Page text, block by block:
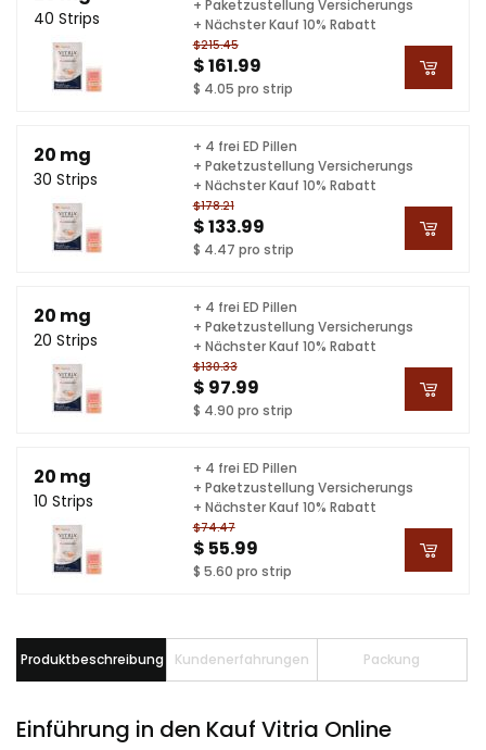
40 Strips
$215.45
$ 161.99
$ 4.05 pro strip
+ Paketzustellung Versicherungs
+ Nächster Kauf 10% Rabatt
20 mg
30 Strips
$178.21
$ 133.99
$ 4.47 pro strip
+ 4 frei ED Pillen
+ Paketzustellung Versicherungs
+ Nächster Kauf 10% Rabatt
20 mg
20 Strips
$130.33
$ 97.99
$ 4.90 pro strip
+ 4 frei ED Pillen
+ Paketzustellung Versicherungs
+ Nächster Kauf 10% Rabatt
20 mg
10 Strips
$74.47
$ 55.99
$ 5.60 pro strip
+ 4 frei ED Pillen
+ Paketzustellung Versicherungs
+ Nächster Kauf 10% Rabatt
Produktbeschreibung Kundenerfahrungen Packung
Einführung in den Kauf Vitria Online